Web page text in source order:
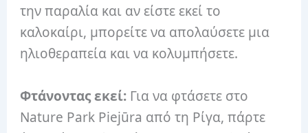
την παραλία και αν είστε εκεί το
καλοκαίρι, μπορείτε να απολαύσετε μια
ηλιοθεραπεία και να κολυμπήσετε.
Φτάνοντας εκεί: Για να φτάσετε στο
Nature Park Piejūra από τη Ρίγα, πάρτε